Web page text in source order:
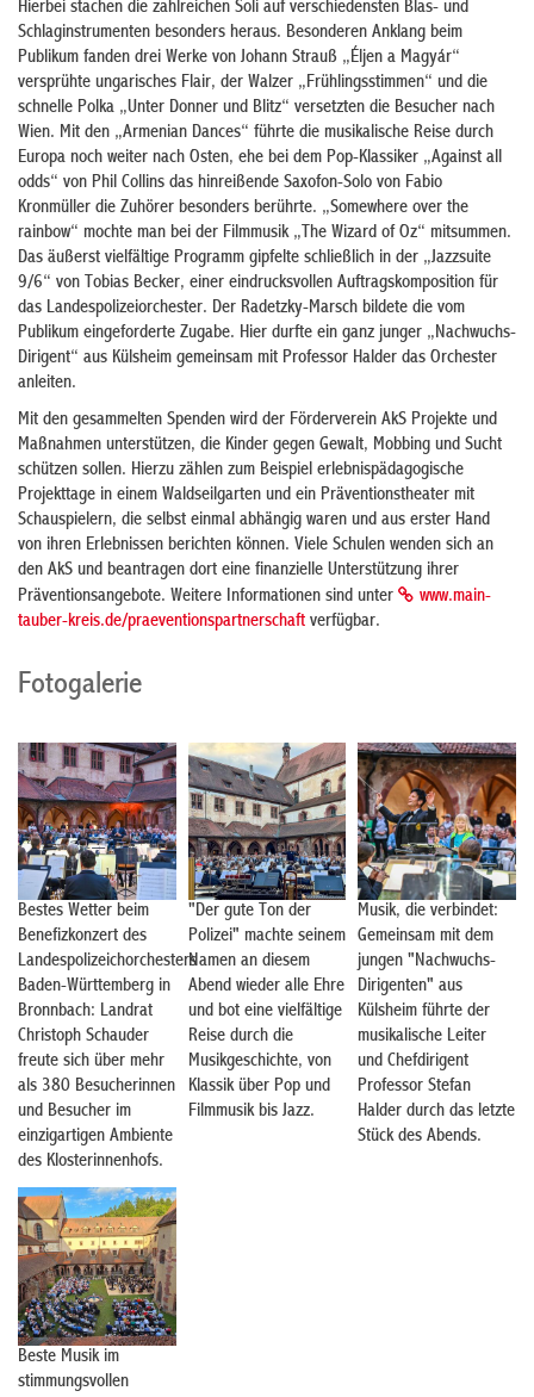
Hierbei stachen die zahlreichen Soli auf verschiedensten Blas- und
Schlaginstrumenten besonders heraus. Besonderen Anklang beim
Publikum fanden drei Werke von Johann Strauß „Éljen a Magyár“
versprühte ungarisches Flair, der Walzer „Frühlingsstimmen“ und die
schnelle Polka „Unter Donner und Blitz“ versetzten die Besucher nach
Wien. Mit den „Armenian Dances“ führte die musikalische Reise durch
Europa noch weiter nach Osten, ehe bei dem Pop-Klassiker „Against all
odds“ von Phil Collins das hinreißende Saxofon-Solo von Fabio
Kronmüller die Zuhörer besonders berührte. „Somewhere over the
rainbow“ mochte man bei der Filmmusik „The Wizard of Oz“ mitsummen.
Das äußerst vielfältige Programm gipfelte schließlich in der „Jazzsuite
9/6“ von Tobias Becker, einer eindrucksvollen Auftragskomposition für
das Landespolizeiorchester. Der Radetzky-Marsch bildete die vom
Publikum eingeforderte Zugabe. Hier durfte ein ganz junger „Nachwuchs-
Dirigent“ aus Külsheim gemeinsam mit Professor Halder das Orchester
anleiten.
Mit den gesammelten Spenden wird der Förderverein AkS Projekte und
Maßnahmen unterstützen, die Kinder gegen Gewalt, Mobbing und Sucht
schützen sollen. Hierzu zählen zum Beispiel erlebnispädagogische
Projekttage in einem Waldseilgarten und ein Präventionstheater mit
Schauspielern, die selbst einmal abhängig waren und aus erster Hand
von ihren Erlebnissen berichten können. Viele Schulen wenden sich an
den AkS und beantragen dort eine finanzielle Unterstützung ihrer
Präventionsangebote. Weitere Informationen sind unter
www.main-
tauber-kreis.de/praeventionspartnerschaft verfügbar.
Fotogalerie
Bestes Wetter beim
Benefizkonzert des
Landespolizeichorchesters
Baden-Württemberg in
Bronnbach: Landrat
Christoph Schauder
freute sich über mehr
als 380 Besucherinnen
und Besucher im
einzigartigen Ambiente
des Klosterinnenhofs.
"Der gute Ton der
Polizei" machte seinem
Namen an diesem
Abend wieder alle Ehre
und bot eine vielfältige
Reise durch die
Musikgeschichte, von
Klassik über Pop und
Filmmusik bis Jazz.
Musik, die verbindet:
Gemeinsam mit dem
jungen "Nachwuchs-
Dirigenten" aus
Külsheim führte der
musikalische Leiter
und Chefdirigent
Professor Stefan
Halder durch das letzte
Stück des Abends.
Beste Musik im
stimmungsvollen